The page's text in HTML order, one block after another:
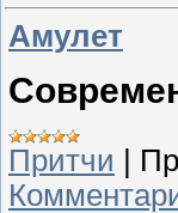
Амулет
Притчи